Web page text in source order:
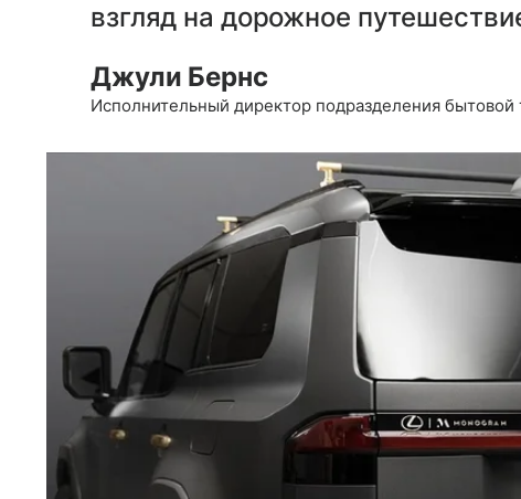
взгляд на дорожное
Джули Бернс
Исполнительный директор подразделения бытовой